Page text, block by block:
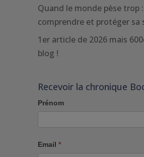
Quand le monde pèse trop :
comprendre et protéger sa
1er article de 2026 mais
blog !
Recevoir la chronique
Prénom
Email *